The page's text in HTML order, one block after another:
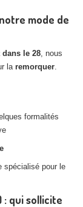
mode de
dans le 28, nous
la remorquer.
formalités
spécialisé pour le
: qui sollicite